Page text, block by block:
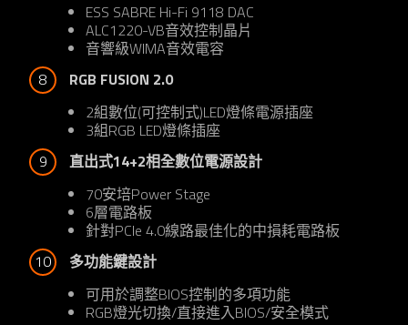
ESS SABRE Hi-Fi 9118 DAC
ALC1220-VB音效控制晶片
音響級WIMA音效電容
8
RGB FUSION 2.0
2組數位(可控制式)LED燈條電源插座
3組RGB LED燈條插座
9
直出式14+2相全數位電源設計
70安培Power Stage
6層電路板
針對PCIe 4.0線路最佳化的中損耗電路板
10
多功能鍵設計
可用於調整BIOS控制的多項功能
RGB燈光切換/直接進入BIOS/安全模式